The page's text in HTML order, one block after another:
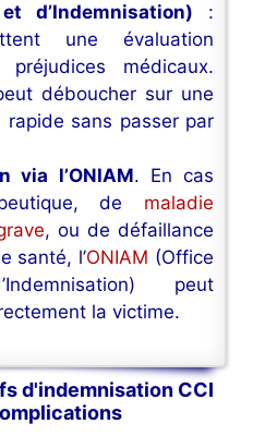
d’Indemnisation) :
une évaluation
médicaux.
déboucher sur une
rapide sans passer par
via l’ONIAM. En cas
de maladie
, ou de défaillance
santé, l’ONIAM (Office
peut
la victime.
d'indemnisation CCI